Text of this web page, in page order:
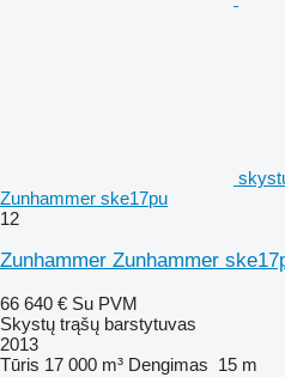
Zunhammer ske17pu
12
Zunhammer Zunhammer
66 640 € Su PVM
Skystų trąšų barstytuvas
2013
Tūris 17 000 m³ Dengimas 15 m